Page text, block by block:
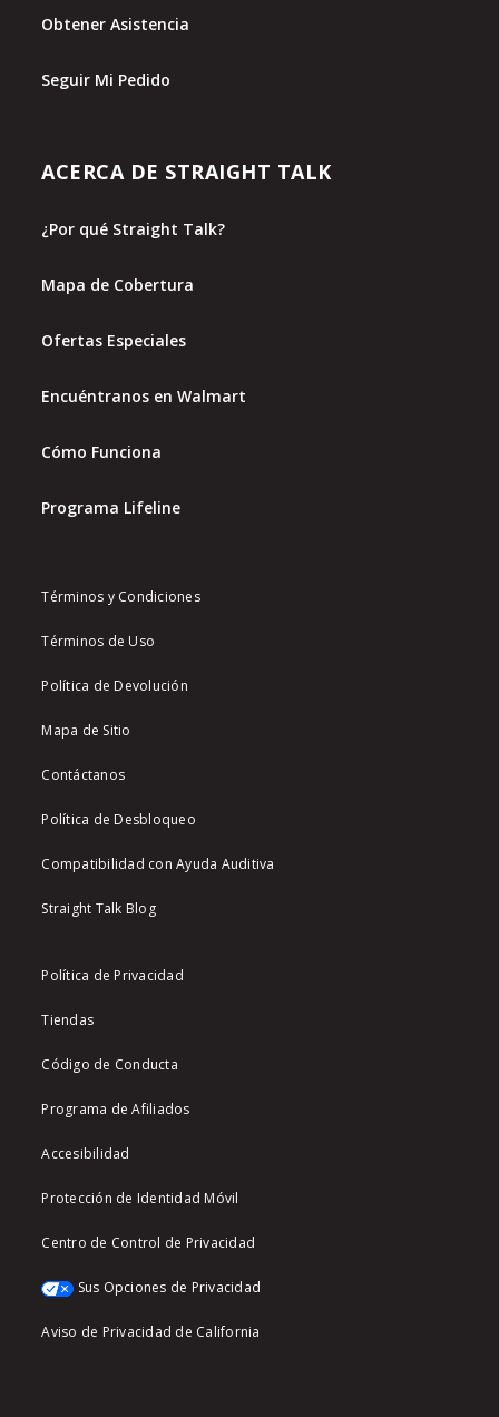
Obtener Asistencia
Seguir Mi Pedido
ACERCA DE STRAIGHT TALK
¿Por qué Straight Talk?
Mapa de Cobertura
Ofertas Especiales
Encuéntranos en Walmart
Cómo Funciona
Programa Lifeline
Términos y Condiciones
Términos de Uso
Política de Devolución
Mapa de Sitio
Contáctanos
Política de Desbloqueo
Compatibilidad con Ayuda Auditiva
Straight Talk Blog
Política de Privacidad
Tiendas
Código de Conducta
Programa de Afiliados
Accesibilidad
Protección de Identidad Móvil
Centro de Control de Privacidad
Sus Opciones de Privacidad
Aviso de Privacidad de California